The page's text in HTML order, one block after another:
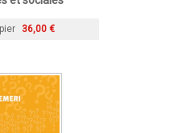
36,00 €